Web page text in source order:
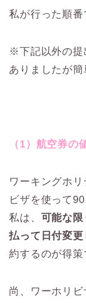
私が行った順番
※下記以外の提
ありましたが
（1）航空券の
ワーキングホ
ビザを使って
私は、 可能な
払って日付変更
約するのが得策
尚、ワーホリ